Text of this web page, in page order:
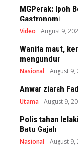
MGPerak: Ipoh
Gastronomi
Video August 9,
Wanita maut,
mengundur
Nasional August 9,
Anwar ziarah
Utama August 9,
Polis tahan
Batu Gajah
Nasional August 9,